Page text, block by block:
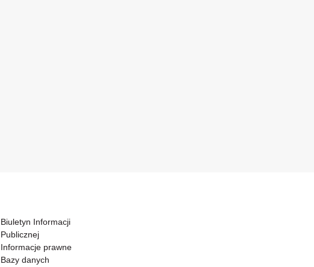
Biuletyn Informacji
Publicznej
Informacje prawne
Bazy danych